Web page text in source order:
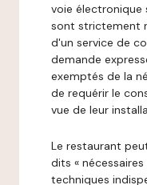
voie électronique
sont strictement
d'un service de
demande
exemptés de la
de requérir le
vue de leur
Le restaurant
dits «
techniques